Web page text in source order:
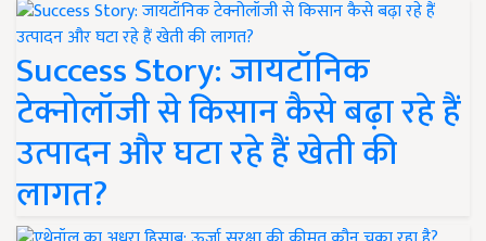
Success Story: जायटॉनिक
टेक्नोलॉजी से किसान कैसे बढ़ा रहे हैं
उत्पादन और घटा रहे हैं खेती की
लागत?